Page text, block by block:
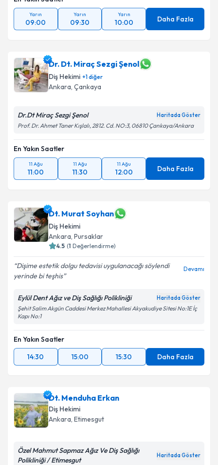
Yarın
09:00
Yarın
09:30
Yarın
10:00 Daha Fazla
Dr. Dt. Miraç Sezgi Şenol
Diş Hekimi +1diğer
Ankara, Çankaya
Dr.Dt Miraç Sezgi Şenol Haritada Göster
Prof. Dr. Ahmet Taner Kışlalı, 2812. Cd. NO:3, 06810 Çankaya/Ankara
En Yakın Saatler
11 Ağu
11:00
11 Ağu
11:30
11 Ağu
12:00 Daha Fazla
Dt. Murat Soyhan
Diş Hekimi
Ankara, Pursaklar
4.5 (1 Değerlendirme)
Dişime estetik dolgu tedavisi uygulanacağı söylendi
yerinde bi teşhis
Devamı
Eylül Dent Ağız ve Diş Sağlığı Polikliniği Haritada Göster
Şehit Salim Akgün Caddesi Merkez Mahallesi Akyakudiye Sitesi No:1E İç
Kapı No:1
En Yakın Saatler
14:30
15:00 15:30 Daha Fazla
Dt. Menduha Erkan
Diş Hekimi
Ankara, Etimesgut
Özel Mahmut Sapmaz Ağız Ve Diş Sağlığı
Polikliniği / Etimesgut
Haritada Göster